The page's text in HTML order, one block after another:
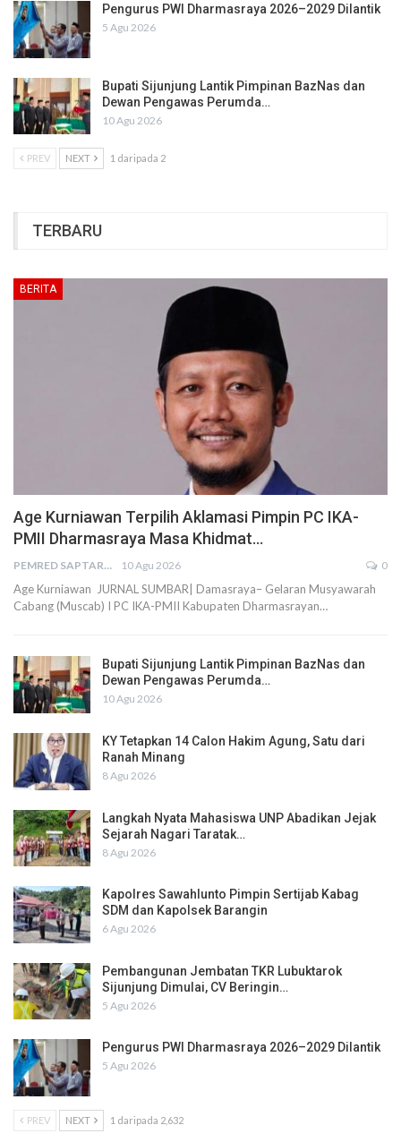
Pengurus PWI Dharmasraya 2026–2029 Dilantik
5 Agu 2026
Bupati Sijunjung Lantik Pimpinan BazNas dan
Dewan Pengawas Perumda…
10 Agu 2026
PREV NEXT 1 daripada 2
TERBARU
BERITA
Age Kurniawan Terpilih Aklamasi Pimpin PC IKA-
PMII Dharmasraya Masa Khidmat…
PEMRED SAPTARIUS 10 Agu 2026 0
Age Kurniawan JURNAL SUMBAR| Damasraya– Gelaran Musyawarah
Cabang (Muscab) I PC IKA-PMII Kabupaten Dharmasrayan…
Bupati Sijunjung Lantik Pimpinan BazNas dan
Dewan Pengawas Perumda…
10 Agu 2026
KY Tetapkan 14 Calon Hakim Agung, Satu dari
Ranah Minang
8 Agu 2026
Langkah Nyata Mahasiswa UNP Abadikan Jejak
Sejarah Nagari Taratak…
8 Agu 2026
Kapolres Sawahlunto Pimpin Sertijab Kabag
SDM dan Kapolsek Barangin
6 Agu 2026
Pembangunan Jembatan TKR Lubuktarok
Sijunjung Dimulai, CV Beringin…
5 Agu 2026
Pengurus PWI Dharmasraya 2026–2029 Dilantik
5 Agu 2026
PREV NEXT 1 daripada 2,632